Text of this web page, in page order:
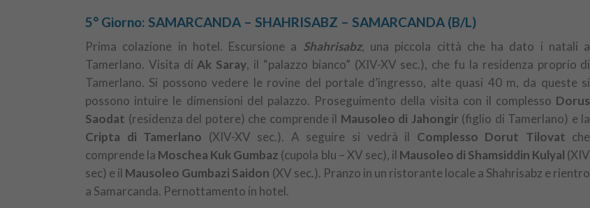
5° Giorno: SAMARCANDA – SHAHRISABZ – SAMARCANDA (B/L)
Prima colazione in hotel. Escursione a Shahrisabz, una piccola città che ha dato i natali a
Tamerlano. Visita diAk Saray, il “palazzo bianco” (XIV-XV sec.), che fu la residenza proprio di
Tamerlano. Si possono vedere le rovine del portale d’ingresso, alte quasi 40 m, da queste si
possono intuire le dimensioni del palazzo. Proseguimento della visita con il complesso Dorus
Saodat (residenza del potere) che comprende il Mausoleo di Jahongir(figlio di Tamerlano) e la
Cripta di Tamerlano (XIV-XV sec.). A seguire si vedrà il Complesso Dorut Tilovat che
comprende la Moschea Kuk Gumbaz (cupola blu – XV sec), il Mausoleo di Shamsiddin Kulyal (XIV
sec) e il Mausoleo Gumbazi Saidon (XV sec.). Pranzo in un ristorante locale a Shahrisabz e rientro
a Samarcanda. Pernottamento in hotel.